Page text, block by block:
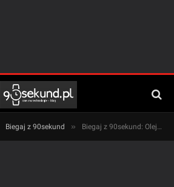
Biegaj z 90sekund » Biegaj z 90sekund: Olej postanowienia, po prostu zrealizuj swój cel